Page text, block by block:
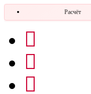
Расчёт